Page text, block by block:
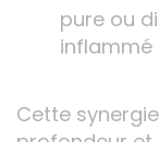
pure ou
Cette